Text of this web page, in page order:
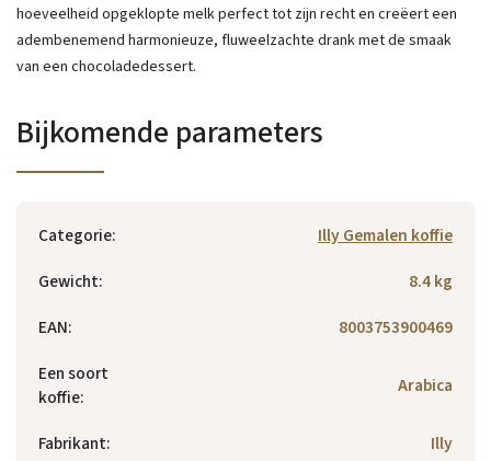
hoeveelheid opgeklopte melk perfect tot zijn recht en creëert een
adembenemend harmonieuze, fluweelzachte drank met de smaak
van een chocoladedessert.
Bijkomende parameters
Categorie:
Illy Gemalen koffie
Gewicht:
8.4 kg
EAN:
8003753900469
Een soort
koffie: Arabica
Fabrikant:
Illy